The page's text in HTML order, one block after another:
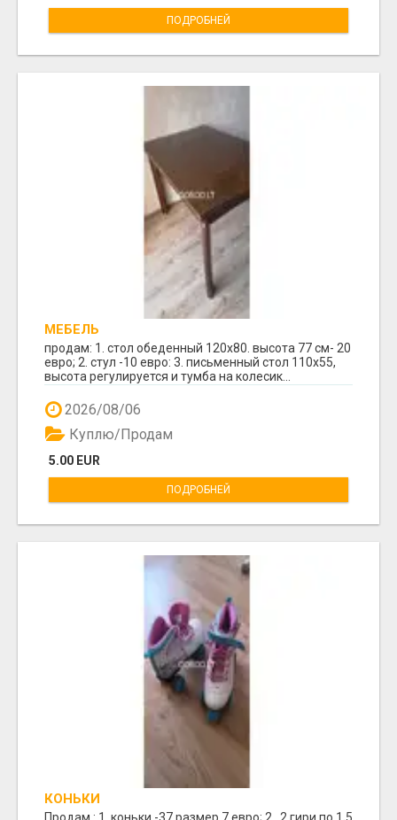
ПОДРОБНЕЙ
МЕБЕЛЬ
продам: 1. стол обеденный 120х80. высота 77 см- 20
евро; 2. стул -10 евро: 3. письменный стол 110х55,
высота регулируется и тумба на колесик...
2026/08/06
5.00 EUR
Куплю/Продам
ПОДРОБНЕЙ
КОНЬКИ
Продам : 1. коньки -37 размер 7 евро; 2.. 2 гири по 1,5